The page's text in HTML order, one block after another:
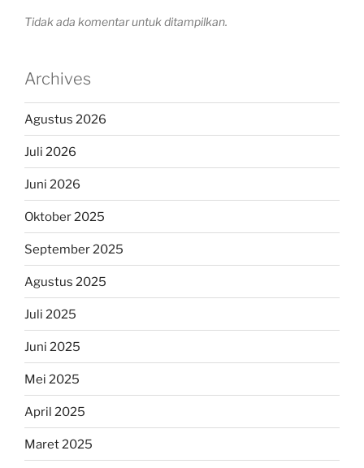
Tidak ada komentar untuk ditampilkan.
Archives
Agustus 2026
Juli 2026
Juni 2026
Oktober 2025
September 2025
Agustus 2025
Juli 2025
Juni 2025
Mei 2025
April 2025
Maret 2025